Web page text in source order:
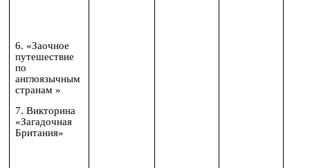
6. «Заочное
путешествие
по
англоязычным
странам »
7. Викторина
«Загадочная
Британия»